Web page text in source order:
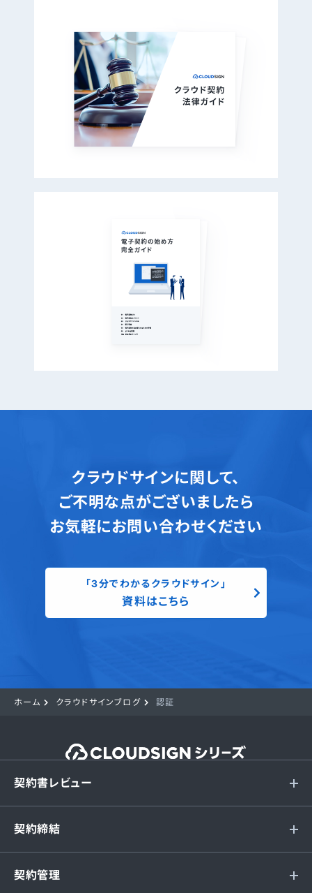
クラウドサインに関して、
ご不明な点がございましたら
お気軽にお問い合わせください
「3分でわかるクラウドサイン」
資料はこちら
ホーム クラウドサインブログ 認証
契約書レビュー
契約締結
契約管理